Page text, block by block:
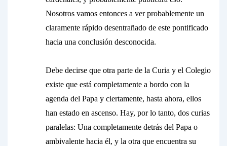
Nosotros vamos entonces a ver probablemente un
claramente rápido desentrañado de este pontificado
hacia una conclusión desconocida.
Debe decirse que otra parte de la Curia y el Colegio
existe que está completamente a bordo con la
agenda del Papa y ciertamente, hasta ahora, ellos
han estado en ascenso. Hay, por lo tanto, dos curias
paralelas: Una completamente detrás del Papa o
ambivalente hacia él, y la otra que encuentra su